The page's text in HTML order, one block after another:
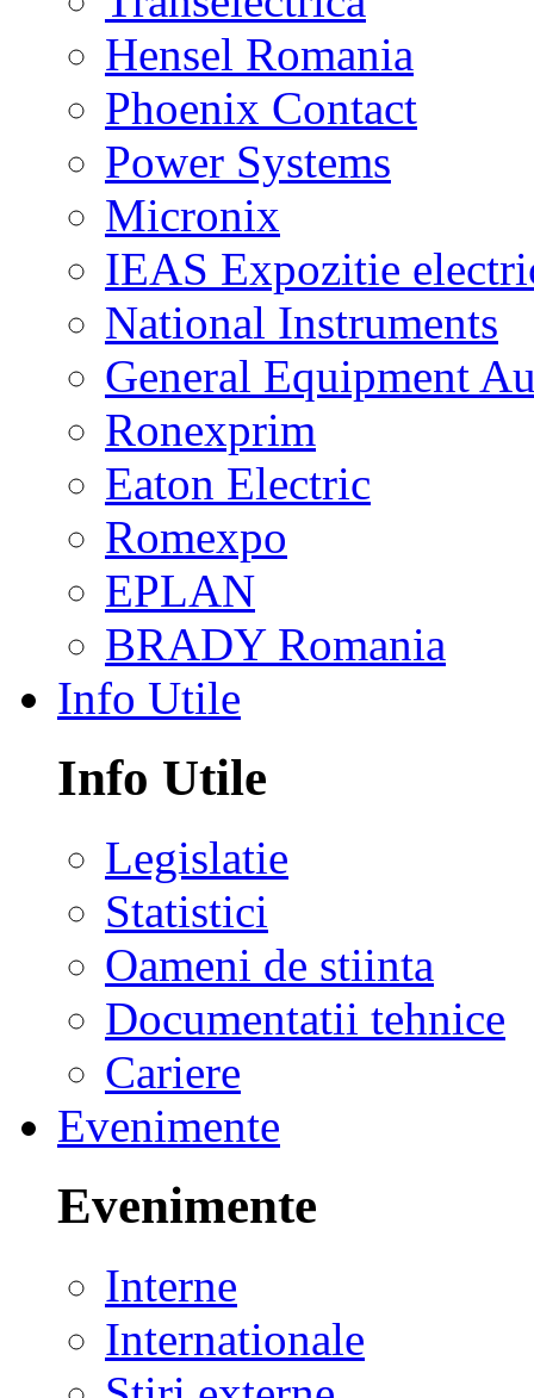
Hensel Romania
Phoenix Contact
Power Systems
Micronix
IEAS Expozitie
National Instruments
General Equipment
Ronexprim
Eaton Electric
Romexpo
EPLAN
BRADY Romania
Info Utile
Info Utile
Legislatie
Statistici
Oameni de stiinta
Documentatii tehnice
Cariere
Evenimente
Evenimente
Interne
Internationale